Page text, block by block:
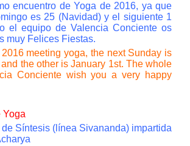
encuentro de Yoga de 2016, ya que
es 25 (Navidad) y el siguiente 1
el equipo de Valencia Conciente os
muy Felices Fiestas.
meeting yoga, the next Sunday is
the other is January 1st. The whole
Concientewish you a very happy
Yoga
Síntesis (línea Sivananda) impartida